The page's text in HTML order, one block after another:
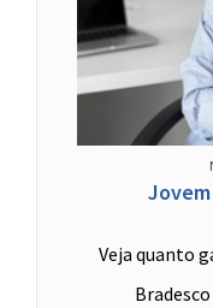
Veja quanto